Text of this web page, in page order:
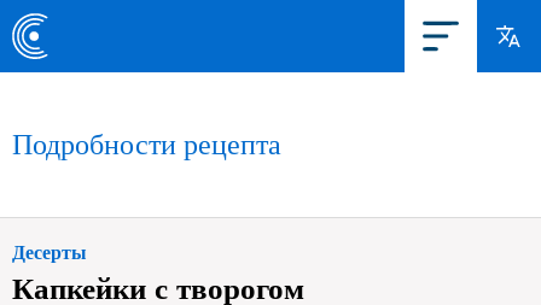
Подробности рецепта
Десерты
Капкейки с творогом